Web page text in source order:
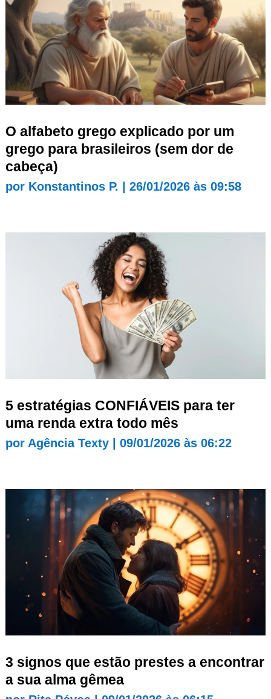
O alfabeto grego explicado por um
grego para brasileiros (sem dor de
cabeça)
por Konstantinos P. 26/01/2026 às 09:58
5 estratégias CONFIÁVEIS para ter
uma renda extra todo mês
por Agência Texty| 09/01/2026 às 06:22
3 signos que estão prestes a encontrar
a sua alma gêmea